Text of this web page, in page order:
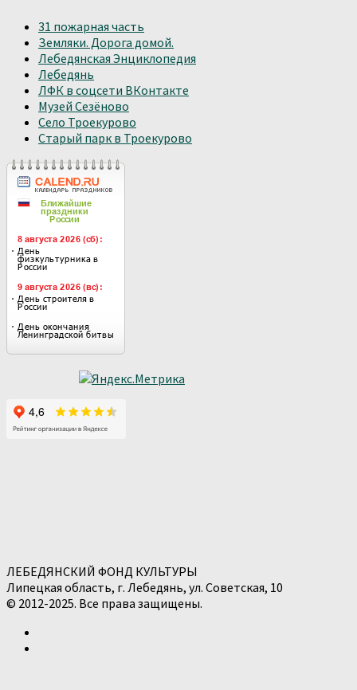
31 пожарная часть
Земляки. Дорога домой.
Лебедянская Энциклопедия
Лебедянь
ЛФК в соцсети ВКонтакте
Музей Сезёново
Село Троекурово
Старый парк в Троекурово
ЛЕБЕДЯНСКИЙ ФОНД КУЛЬТУРЫ
Липецкая область, г. Лебедянь, ул. Советская, 10
© 2012-2025. Все права защищены.